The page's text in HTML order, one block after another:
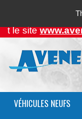
site
VÉHICULES NEUFS